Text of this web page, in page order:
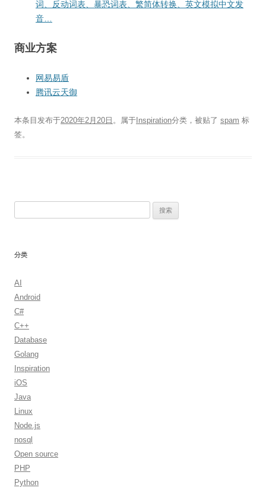
词、反动词表、暴恐词表、繁简体转换、英文模拟中文发
音…
商业方案
网易易盾
腾讯云天御
本条目发布于2020年2月20日 。属于 Inspiration分类，被贴了 spam 标
签。
分类
AI
Android
C#
C++
Database
Golang
Inspiration
iOS
Java
Linux
Node.js
nosql
Open source
PHP
Python